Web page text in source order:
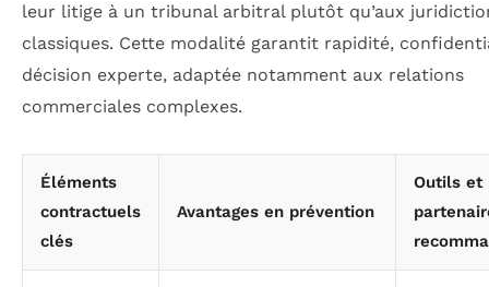
leur litige à un tribunal arbitral plutôt qu’aux
classiques. Cette modalité garantit rapidité,
décision experte, adaptée notamment aux relations
commerciales complexes.
Éléments
contractuels
clés
Avantages en prévention
Outils et